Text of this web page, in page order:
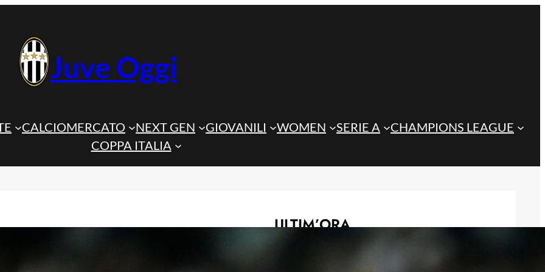
Juve Oggi
CALCIOMERCATO NEXT GEN GIOVANILI WOMEN SERIE A
CHAMPIONS LEAGUE
COPPA ITALIA
ULTIM’ORA